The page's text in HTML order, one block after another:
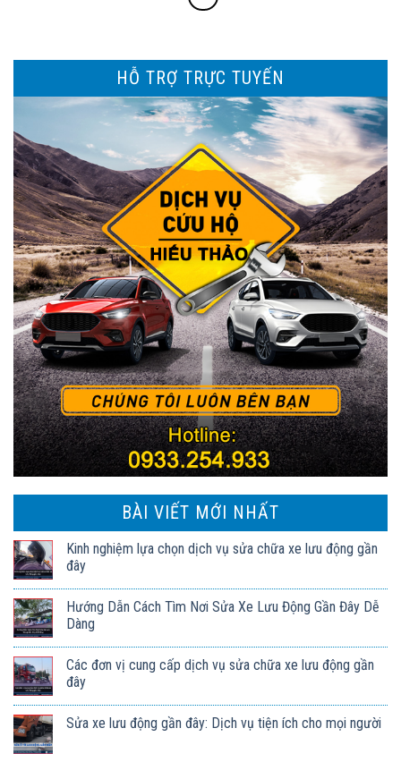
HỖ TRỢ TRỰC TUYẾN
BÀI VIẾT MỚI NHẤT
Kinh nghiệm lựa chọn dịch vụ sửa chữa xe lưu động gần
đây
Hướng Dẫn Cách Tìm Nơi Sửa Xe Lưu Động Gần Đây Dễ
Dàng
Các đơn vị cung cấp dịch vụ sửa chữa xe lưu động gần
đây
Sửa xe lưu động gần đây: Dịch vụ tiện ích cho mọi người